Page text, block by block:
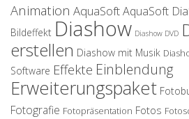
Animation AquaSoftAquaSoft
Bildeffekt Diashow Diashow DVD
erstellen Diashow mit Musik
Software Effekte Einblendung
Erweiterungspaket
Fotografie Fotopräsentation Fotos